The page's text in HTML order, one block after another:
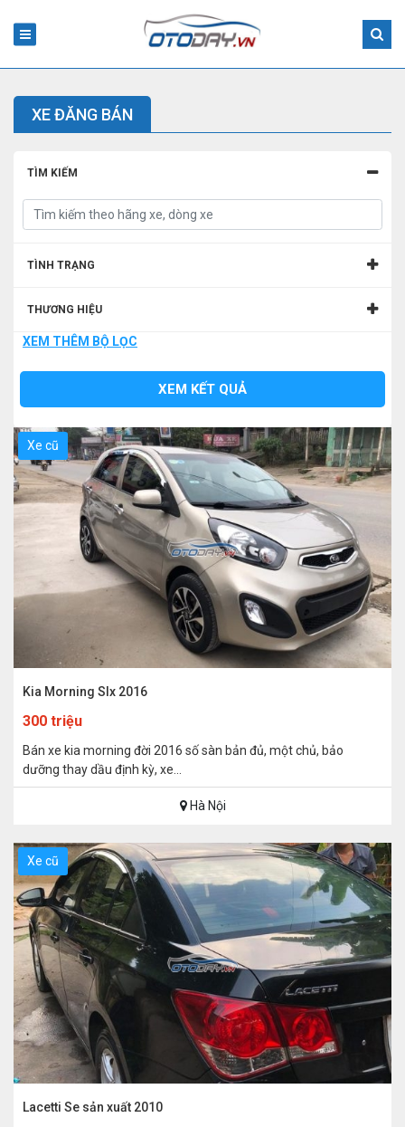
XE ĐĂNG BÁN
Xe cũ
Kia Morning Slx 2016
300 triệu
Bán xe kia morning đời 2016 số sàn bản đủ, một chủ, bảo
dưỡng thay dầu định kỳ, xe...
Hà Nội
Xe cũ
Lacetti Se sản xuất 2010
TÌM KIẾM
TÌNH TRẠNG
THƯƠNG HIỆU
NĂM SẢN XUẤT
KIỂU DÁNG
SỐ CHỔ NGỒI
XEM THÊM BỘ LỌC
XEM KẾT QUẢ